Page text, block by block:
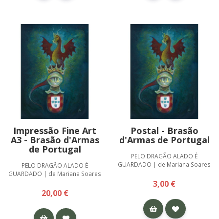
Impressão Fine Art
A3 - Brasão d'Armas
de Portugal
PELO DRAGÃO ALADO É
GUARDADO | de Mariana Soares
20,00 €
Postal - Brasão
d'Armas de Portugal
PELO DRAGÃO ALADO É
GUARDADO | de Mariana Soares
3,00 €